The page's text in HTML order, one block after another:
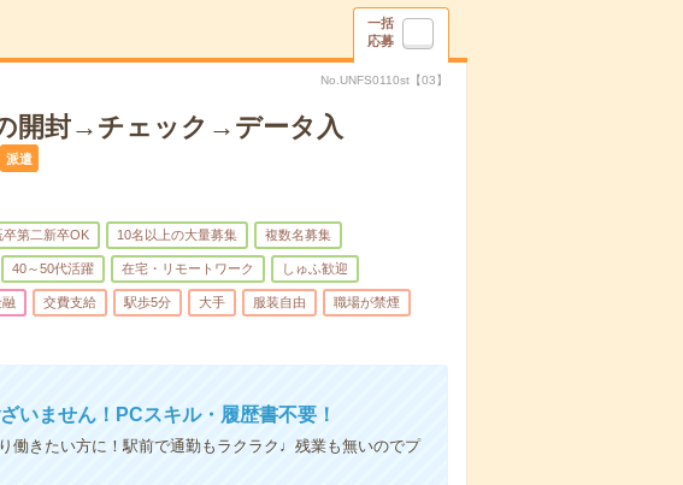
一括
応募
No.UNFS0110st【03】
開封→チェック→データ入
派遣
卒第二新卒OK 10名以上の大量募集 複数名募集
40～50代活躍 在宅・リモートワーク しゅふ歓迎
交費支給 駅歩5分 大手 服装自由 職場が禁煙
いません！PCスキル・履歴書不要！
働きたい方に！駅前で通勤もラクラク♩残業も無いのでプ